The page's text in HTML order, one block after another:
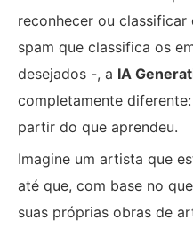
reconhecer ou
spam que classifica os
desejados -, a IA
completamente
partir do que aprendeu.
Imagine um artista que
até que, com base no
suas próprias obras de